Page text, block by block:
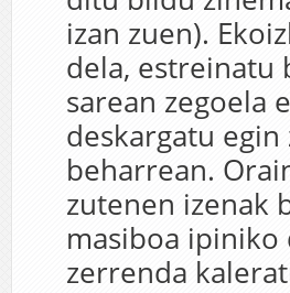
izan zuen).
dela, estreinatu
sarean zegoela
deskargatu
beharrean.
zutenen izenak
masiboa
zerrenda